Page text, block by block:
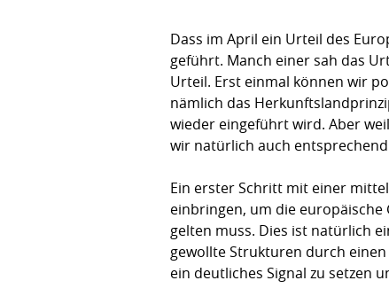
Dass im April ein Urteil des
geführt. Manch einer sah das
Urteil. Erst einmal können wir
nämlich das
wieder eingeführt wird. Aber
wir natürlich auch
Ein erster Schritt mit einer
einbringen, um die
gelten muss. Dies ist natürlich
gewollte Strukturen durch
ein deutliches Signal zu setzen